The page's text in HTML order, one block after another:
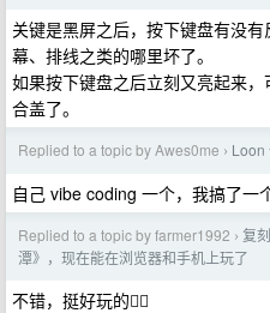
关键是黑屏之后，按下键盘有没
幕、排线之类的哪里坏了。
如果按下键盘之后立刻又亮起来
合盖了。
Replied to a topic by Awes0me › Loon
自己 vibe coding 一个，我搞了一
Replied to a topic by farmer1992 › 复
潭》，现在能在浏览器和手机上玩了
不错，挺好玩的👍🏻